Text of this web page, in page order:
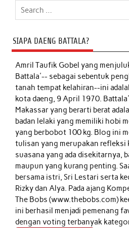
SIAPA DAENG BATTALA?
Amril Taufik Gobelyang
Battala'-- sebagai sebentuk
tanah tempat kelahiran--ini
kota daeng, 9 April 1970.
Makassar yang berarti berat
badan lelaki yang memiliki hobi
yang berbobot 100 kg. Blog ini
tulisan yang merupakan refleksi
suasana yang ada disekitarnya,
maupun yang kurang penting.
bersama istri, Sri Lestari serta
Rizky dan Alya. Pada ajang
The Bobs (www.thebobs.com)
ini berhasil menjadi pemenang
dengan voting terbanyak